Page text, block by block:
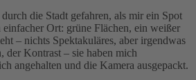
die Stadt gefahren, als mir ein Spot
Ort: grüne Flächen, ein weißer
– nichts Spektakuläres, aber irgendwas
der Kontrast – sie haben mich
angehalten und die Kamera ausgepackt.